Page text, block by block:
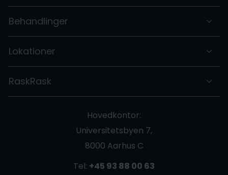
Behandlinger
Lokationer
RaskRask
Hovedkontor:
Universitetsbyen 7,
8000 Aarhus C
Tel: +45 93 88 00 63